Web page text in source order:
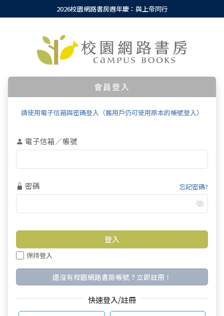
2026校園網路書房週年慶：與上帝同行
會員登入
請使用電子信箱與密碼登入（舊用戶仍可使用原本的帳號登入）
電子信箱／帳號
密碼 忘記密碼?
保持登入
還沒有校園網路書房帳號？立即註冊！
快速登入/註冊